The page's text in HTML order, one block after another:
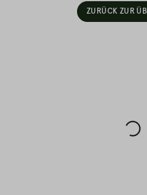
ZURÜCK ZUR